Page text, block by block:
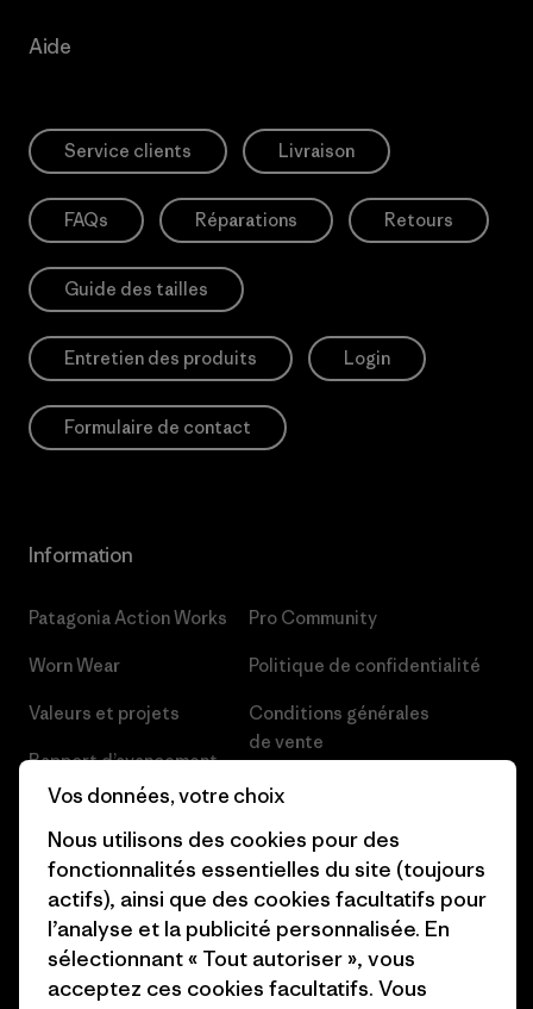
Aide
Service clients Livraison
FAQs Réparations Retours
Guide des tailles
Entretien des produits Login
Formulaire de contact
Information
Patagonia Action Works
Worn Wear
Valeurs et projets
Rapport d’avancement
Business Unusual
Objectifs climatiques
1% For The Planet
Comment nous finançons
Cartes cadeaux
Pro Community
Politique de confidentialité
Conditions générales
de vente
Préférences de cookie
Carrières
Presse et media
Industry program
Programme d’affiliation
Vos données, votre choix
Nous utilisons des cookies pour des
fonctionnalités essentielles du site (toujours
actifs), ainsi que des cookies facultatifs pour
l’analyse et la publicité personnalisée. En
sélectionnant « Tout autoriser », vous
acceptez ces cookies facultatifs. Vous